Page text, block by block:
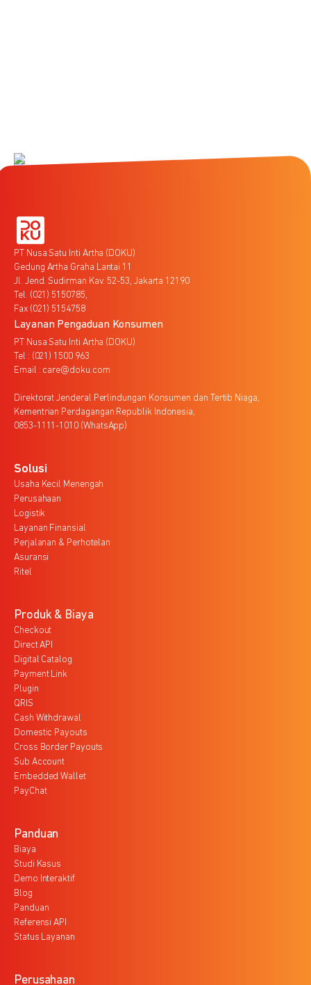
PT Nusa Satu Inti Artha (DOKU)
Gedung Artha Graha Lantai 11
Jl. Jend. Sudirman Kav. 52-53, Jakarta 12190
Tel. (021) 5150785,
Fax (021) 5154758
Layanan Pengaduan Konsumen
PT Nusa Satu Inti Artha (DOKU)
Tel : (021) 1500 963
Email : care@doku.com
Direktorat Jenderal Perlindungan Konsumen dan Tertib Niaga,
Kementrian Perdagangan Republik Indonesia,
0853-1111-1010 (WhatsApp)
Solusi
Usaha Kecil Menengah
Perusahaan
Logistik
Layanan Finansial
Perjalanan & Perhotelan
Asuransi
Ritel
Produk & Biaya
Checkout
Direct API
Digital Catalog
Payment Link
Plugin
QRIS
Cash Withdrawal
Domestic Payouts
Cross Border Payouts
Sub Account
Embedded Wallet
PayChat
Panduan
Biaya
Studi Kasus
Demo Interaktif
Blog
Panduan
Referensi API
Status Layanan
Perusahaan